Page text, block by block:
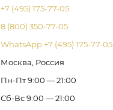
+7 (495) 175-77-05
8 (800) 350-77-05
WhatsApp +7 (495) 175-77-05
Москва, Россия
Пн-Пт 9:00 — 21:00
Сб-Вс 9:00 — 21:00